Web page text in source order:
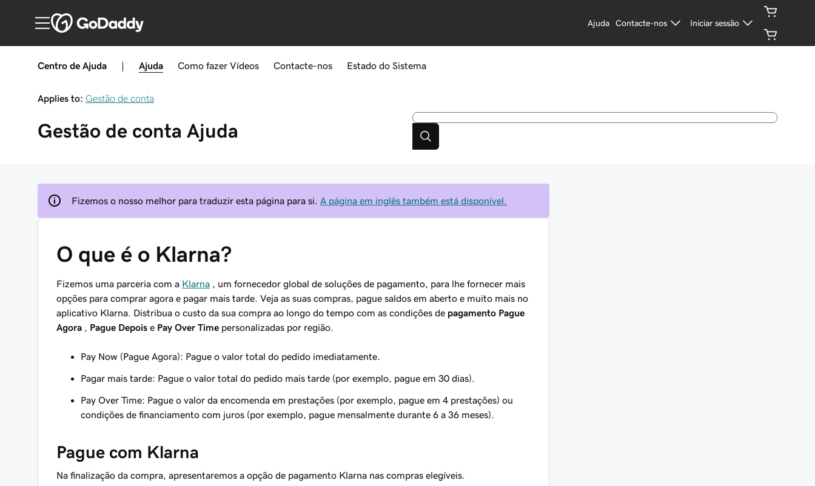
Ajuda Contacte-nos Iniciar sessão
Centro de Ajuda Ajuda Como fazer Vídeos Contacte-nos Estado do Sistema
Applies to: Gestão de conta
Gestão de conta Ajuda
Fizemos o nosso melhor para traduzir esta página para si. A página em inglês também está disponível.
O que é o Klarna?
Fizemos uma parceria com a Klarna , um fornecedor global de soluções de pagamento, para lhe fornecer mais
opções para comprar agora e pagar mais tarde. Veja as suas compras, pague saldos em aberto e muito mais no
aplicativo Klarna. Distribua o custo da sua compra ao longo do tempo com as condições de pagamento Pague
Agora
Pague Depois e Pay Over Time personalizadas por região.
Pay Now (Pague Agora): Pague o valor total do pedido imediatamente.
Pagar mais tarde: Pague o valor total do pedido mais tarde (por exemplo, pague em 30 dias).
Pay Over Time: Pague o valor da encomenda em prestações (por exemplo, pague em 4 prestações) ou
condições de financiamento com juros (por exemplo, pague mensalmente durante 6 a 36 meses).
Pague com Klarna
Na finalização da compra, apresentaremos a opção de pagamento Klarna nas compras elegíveis.